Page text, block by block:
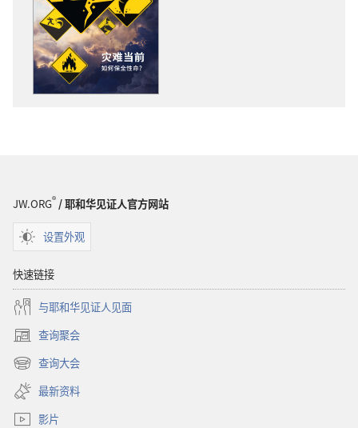
如
JW.ORG® / 耶和华见证人官方网站
设置外观
快速链接
与耶和华见证人见面
查询聚会
（打
开
新
窗
口）
查询大会
（打
开
新
窗
最新资料
影片